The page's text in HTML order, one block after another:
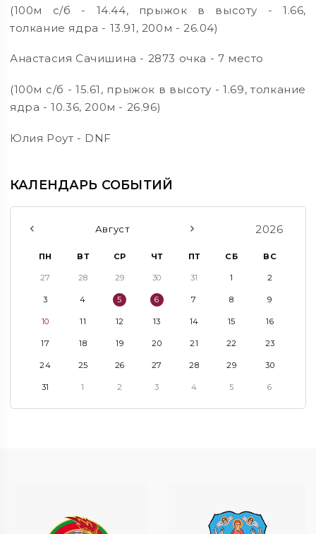
(100м с/б - 14.44, прыжок в высоту - 1.66,
толкание ядра - 13.91, 200м - 26.04)
Анастасия Сачишина - 2873 очка - 7 место
(100м с/б - 15.61, прыжок в высоту - 1.69, толкание
ядра - 10.36, 200м - 26.96)
Юлия Роут - DNF
КАЛЕНДАРЬ СОБЫТИЙ
Август 2026
ПН ВТ СР ЧТ ПТ СБ ВС
27 28 29 30 31 1 2
3 4 5 6 7 8 9
10 11 12 13 14 15 16
17 18 19 20 21 22 23
24 25 26 27 28 29 30
31 1 2 3 4 5 6